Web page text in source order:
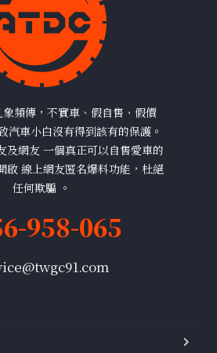
頻傳，不實車、假自售、假價
汽車小白沒有得到該有的保護。
及網友 一個真正可以自售愛車的
啟 線上網友匿名爆料功能，杜絕
任何欺騙 。
958-065